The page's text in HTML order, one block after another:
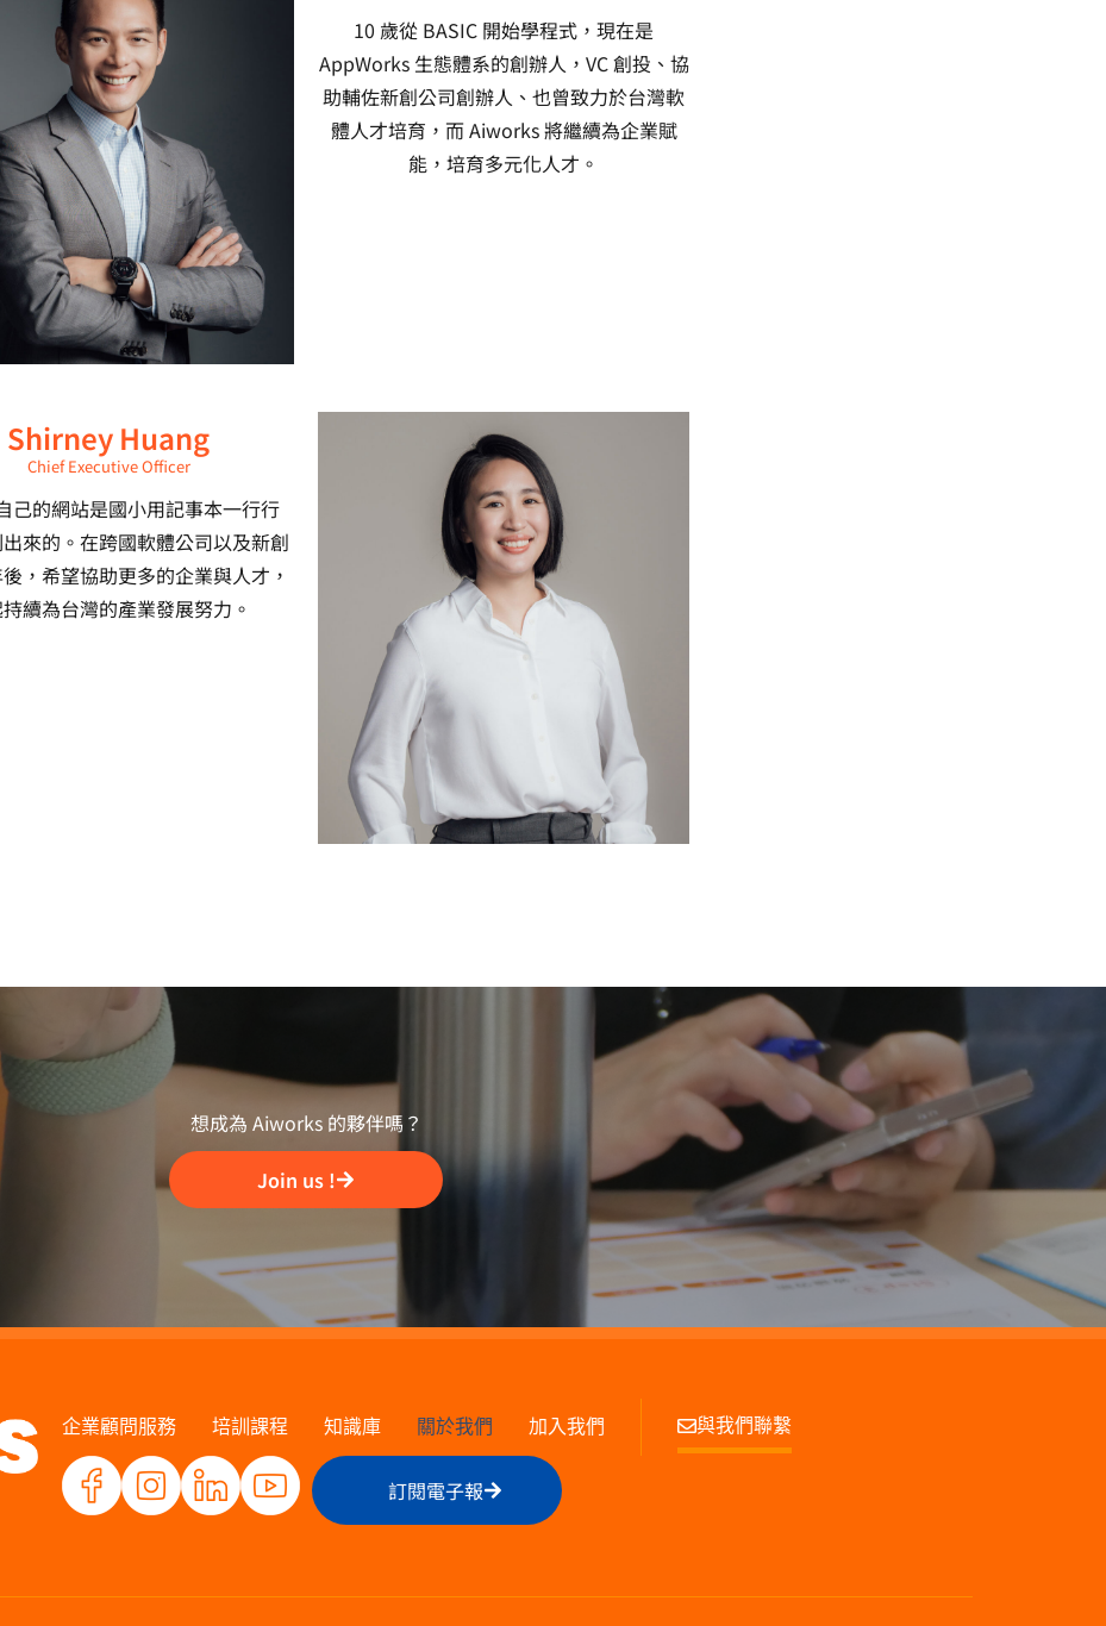
10 歲從 BASIC 開始學程式，現在是
AppWorks 生態體系的創辦人，VC 創投、協
助輔佐新創公司創辦人、也曾致力於台灣軟
體人才培育，而 Aiworks 將繼續為企業賦
能，培育多元化人才。
Shirney Huang
Chief Executive Officer
己的網站是國小用記事本一行行
來的。在跨國軟體公司以及新創
，希望協助更多的企業與人才，
續為台灣的產業發展努力。
想成為 Aiworks 的夥伴嗎？
Join us !
企業顧問服務 培訓課程 知識庫 關於我們 加入我們 與我們聯繫
訂閱電子報